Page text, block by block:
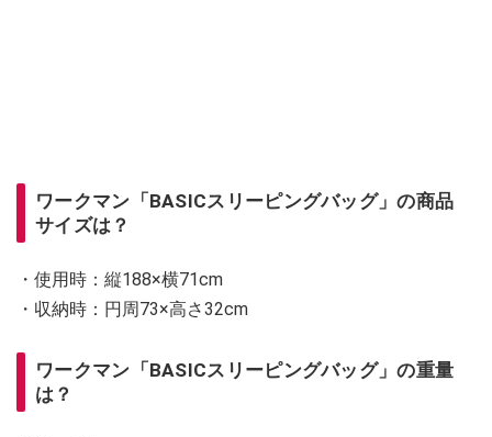
ワークマン「BASICスリーピングバッグ」の商品
サイズは？
・使用時：縦188×横71cm
・収納時：円周73×高さ32cm
ワークマン「BASICスリーピングバッグ」の重量
は？